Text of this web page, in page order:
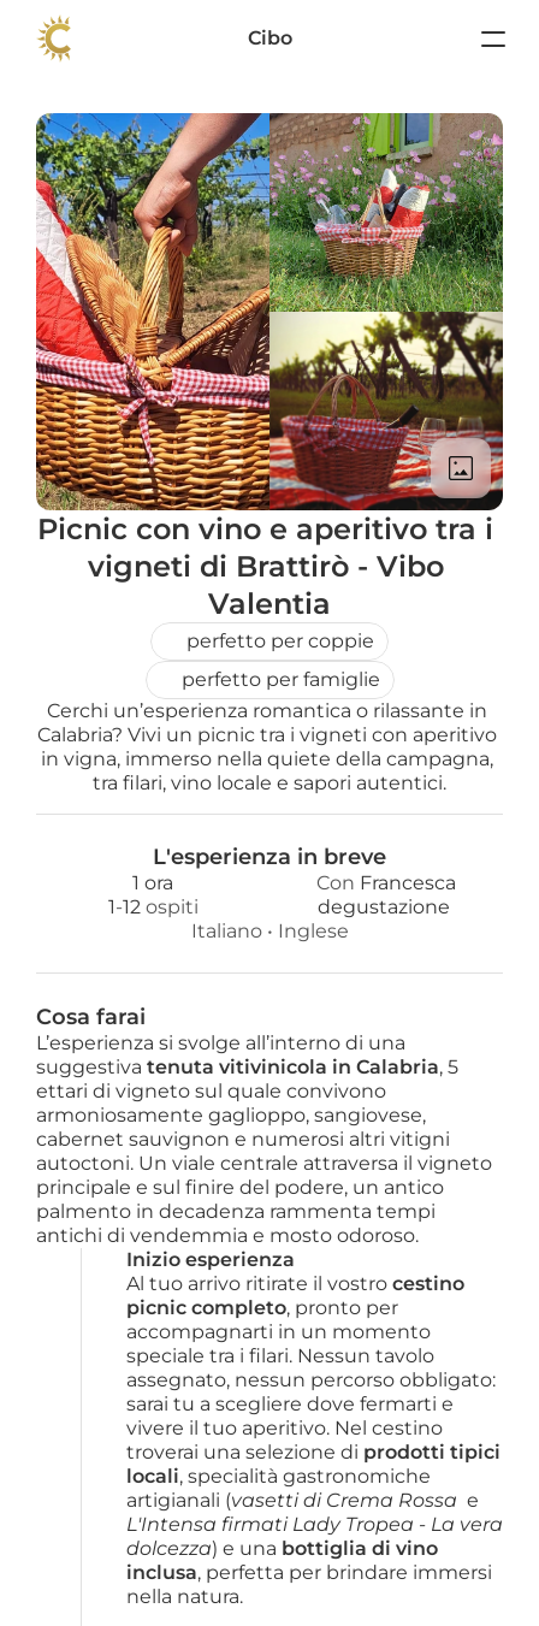
Cibo
Picnic con vino e aperitivo tra i
vigneti di Brattirò - Vibo
Valentia
perfetto per coppie
perfetto per famiglie
Cerchi un’esperienza romantica o rilassante in
Calabria? Vivi un picnic tra i vigneti con aperitivo
in vigna, immerso nella quiete della campagna,
tra filari, vino locale e sapori autentici.
L'esperienza in breve
1 ora Con Francesca
1-12 ospiti
degustazione
Italiano • Inglese
Cosa farai
L’esperienza si svolge all’interno di una
suggestiva tenuta vitivinicola in Calabria, 5
ettari di vigneto sul quale convivono
armoniosamente gaglioppo, sangiovese,
cabernet sauvignon e numerosi altri vitigni
autoctoni. Un viale centrale attraversa il vigneto
principale e sul finire del podere, un antico
palmento in decadenza rammenta tempi
antichi di vendemmia e mosto odoroso.
Inizio esperienza
Al tuo arrivo ritirate il vostro cestino
picnic completo, pronto per
accompagnarti in un momento
speciale tra i filari. Nessun tavolo
assegnato, nessun percorso obbligato:
sarai tu a scegliere dove fermarti e
vivere il tuo aperitivo. Nel cestino
troverai una selezione di prodotti tipici
locali, specialità gastronomiche
artigianali (vasetti di Crema Rossa
L'Intensa firmati Lady Tropea - La vera
dolcezza) e una bottiglia di vino
inclusa, perfetta per brindare immersi
nella natura.